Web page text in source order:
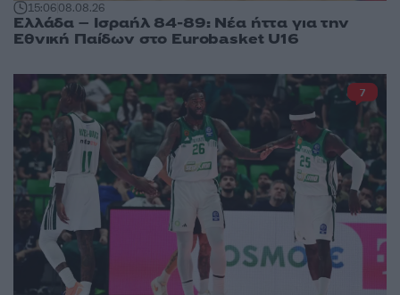
15:0608.08.26
Ελλάδα – Ισραήλ 84-89: Νέα ήττα για την
Εθνική Παίδων στο Eurobasket U16
7